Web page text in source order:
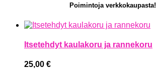
Poimintoja verkkokaupasta!
Itsetehdyt kaulakoru ja rannekoru
25,00 €